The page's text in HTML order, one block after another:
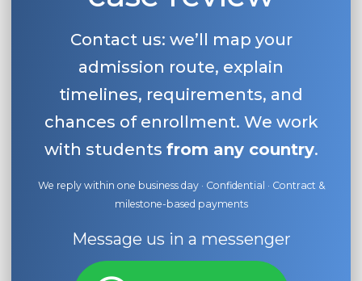
Contact us: we’ll map your
admission route, explain
timelines, requirements, and
chances of enrollment. We work
with students from any country.
We reply within one business day · Confidential · Contract &
milestone-based payments
Message us in a messenger